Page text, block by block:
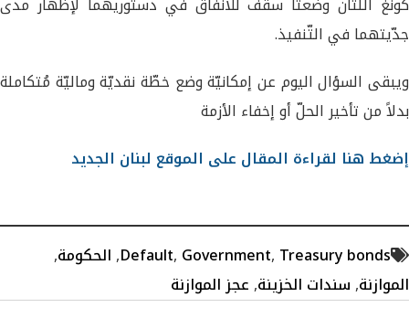
جدّيتهما في التّنفيذ.
ويبقى السؤال اليوم عن إمكانيّة وضع خطّة نقديّة وماليّة مُتكاملة
بدلاً من تأخير الحلّ أو إخفاء الأزمة
إضغط هنا لقراءة المقال على الموقع لبنان الجديد
Default, Government, Treasury bonds
,الحكومة,
الموازنة,سندات الخزينة,عجز الموازنة